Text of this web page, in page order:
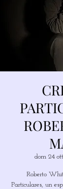
dom 24 ott
Roberto
Particulares, un